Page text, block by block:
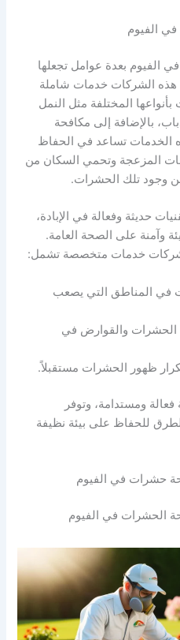
الفيوم بعدة عوامل تجعلها
هذه الشركات خدمات شاملة
المختلفة مثل النمل
بالإضافة إلى مكافحة
الخدمات تساعد في الحفاظ
المزعجة وتحمي السكان من
وجود تلك الحشرات.
حديثة وفعالة في الإبادة،
وآمنة على الصحة العامة.
خدمات متخصصة تشمل:
في المناطق التي يصعب
الحشرات والقوارض في
ظهور الحشرات مستقبلاً.
ومستدامة، وتوفر
للحفاظ على بيئة نظيفة
حشرات في الفيوم